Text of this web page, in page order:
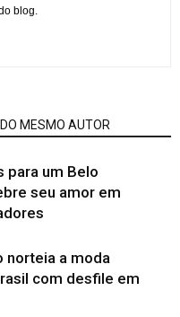
blog.
MESMO AUTOR
para um Belo
seu amor em
norteia a moda
com desfile em